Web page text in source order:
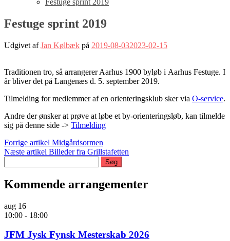
Festuge sprint 2019
Festuge sprint 2019
Udgivet afJan Kølbæk på 2019-08-032023-02-15
Traditionen tro, så arrangerer Aarhus 1900 byløb i Aarhus Festuge. I
år bliver det på Langenæs d. 5. september 2019.
Tilmelding for medlemmer af en orienteringsklub sker via O-service.
Andre der ønsker at prøve at løbe et by-orienteringsløb, kan tilmelde
sig på denne side -> Tilmelding
Læs
videre
Forrige artikel Midgårdsormen
Næste artikel Billeder fra Grillstafetten
efter:
Kommende arrangementer
aug 16
10:00 - 18:00
JFM Jysk Fynsk Mesterskab 2026